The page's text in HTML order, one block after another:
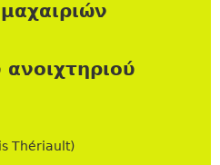
Thériault)